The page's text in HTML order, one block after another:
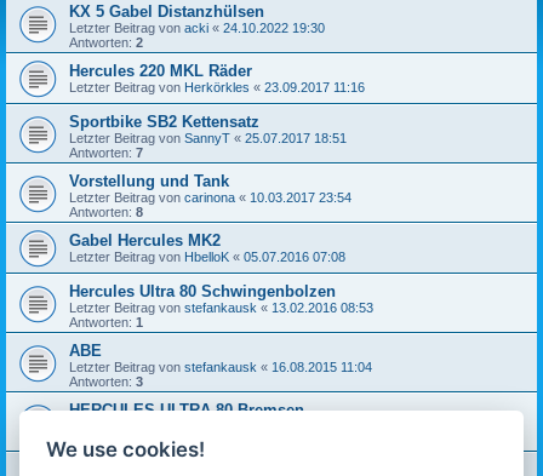
KX 5 Gabel Distanzhülsen
Letzter Beitrag von acki « 24.10.2022 19:30
Antworten: 2
Hercules 220 MKL Räder
Letzter Beitrag von Herkörkles « 23.09.2017 11:16
Sportbike SB2 Kettensatz
Letzter Beitrag von SannyT « 25.07.2017 18:51
Antworten: 7
Vorstellung und Tank
Letzter Beitrag von carinona « 10.03.2017 23:54
Antworten: 8
Gabel Hercules MK2
Letzter Beitrag von HbelloK « 05.07.2016 07:08
Hercules Ultra 80 Schwingenbolzen
Letzter Beitrag von stefankausk « 13.02.2016 08:53
Antworten: 1
ABE
Letzter Beitrag von stefankausk « 16.08.2015 11:04
Antworten: 3
HERCULES ULTRA 80 Bremsen
We use cookies!